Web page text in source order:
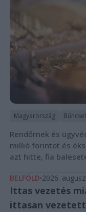
Magyarország
Rendőrnek és
millió forintot és
azt hitte, fia
BELFÖLD 2026.
Ittas vezetés
ittasan